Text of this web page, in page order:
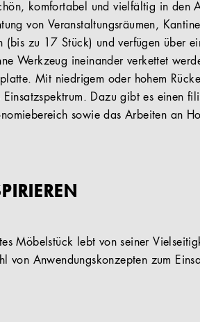
komfortabel und vielfältig in den
von Veranstaltungsräumen,
(bis zu 17 Stück) und verfügen über
Werkzeug ineinander verkettet
Mit niedrigem oder hohem
Einsatzspektrum. Dazu gibt es einen
sowie das Arbeiten an
Möbelstück lebt von seiner
von Anwendungskonzepten zum